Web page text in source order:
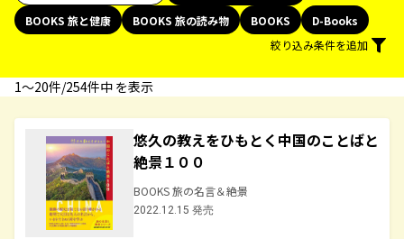
BOOKS 旅と健康
BOOKS 旅の読み物 BOOKS
D-Books
絞り込み条件を追加
1〜20件/254件中 を表示
悠久の教えをひもとく中国のことばと
絶景１００
BOOKS 旅の名言＆絶景
2022.12.15 発売